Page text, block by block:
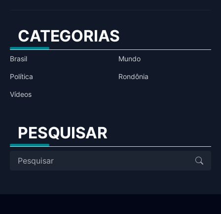
CATEGORIAS
Brasil Mundo
Política Rondônia
Vídeos
PESQUISAR